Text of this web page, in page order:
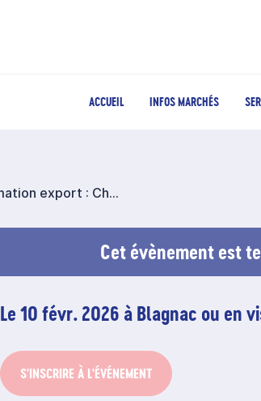
ACCUEIL INFOS MARCHÉS
Formation export : Choisir et utiliser les bons incoterms
Cet évènement est
Le 10 févr. 2026 à Blagnac ou en
S'INSCRIRE À L'ÉVÉNEMENT